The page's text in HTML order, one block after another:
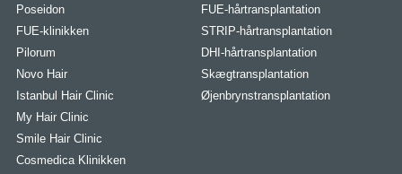
Poseidon
FUE-klinikken
Pilorum
Novo Hair
Istanbul Hair Clinic
My Hair Clinic
Smile Hair Clinic
Cosmedica Klinikken
FUE-hårtransplantation
STRIP-hårtransplantation
DHI-hårtransplantation
Skægtransplantation
Øjenbrynstransplantation